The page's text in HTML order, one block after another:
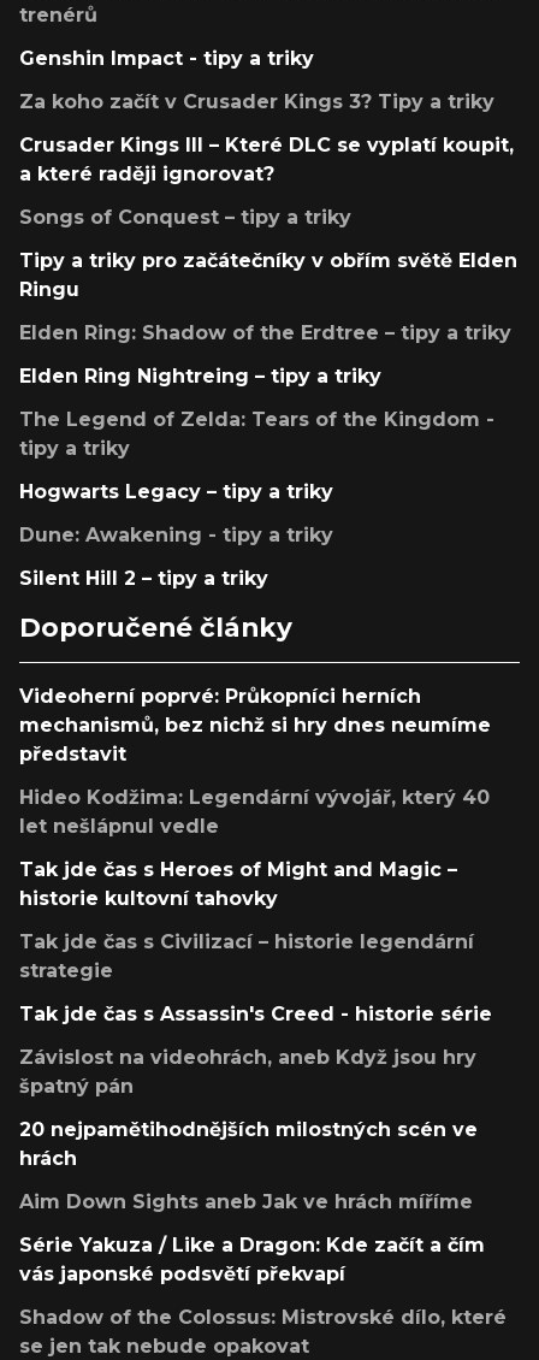
trenérů
Genshin Impact - tipy a triky
Za koho začít v Crusader Kings 3? Tipy a triky
Crusader Kings III – Které DLC se vyplatí koupit,
a které raději ignorovat?
Songs of Conquest – tipy a triky
Tipy a triky pro začátečníky v obřím světě Elden
Ringu
Elden Ring: Shadow of the Erdtree – tipy a triky
Elden Ring Nightreing – tipy a triky
The Legend of Zelda: Tears of the Kingdom -
tipy a triky
Hogwarts Legacy – tipy a triky
Dune: Awakening - tipy a triky
Silent Hill 2 – tipy a triky
Doporučené články
Videoherní poprvé: Průkopníci herních
mechanismů, bez nichž si hry dnes neumíme
představit
Hideo Kodžima: Legendární vývojář, který 40
let nešlápnul vedle
Tak jde čas s Heroes of Might and Magic –
historie kultovní tahovky
Tak jde čas s Civilizací – historie legendární
strategie
Tak jde čas s Assassin's Creed - historie série
Závislost na videohrách, aneb Když jsou hry
špatný pán
20 nejpamětihodnějších milostných scén ve
hrách
Aim Down Sights aneb Jak ve hrách míříme
Série Yakuza / Like a Dragon: Kde začít a čím
vás japonské podsvětí překvapí
Shadow of the Colossus: Mistrovské dílo, které
se jen tak nebude opakovat